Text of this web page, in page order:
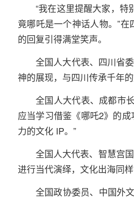
“我在这里提醒大家，特
竟哪吒是一个神话人物。”
的回复引得满堂笑声。
全国人大代表、四川省
神的展现，与四川传承千年
全国人大代表、成都市
应当学习借鉴《哪吒2》的
力的文化 IP。”
全国人大代表、智慧宫
进行当代演绎，文化出海同
全国政协委员、中国外